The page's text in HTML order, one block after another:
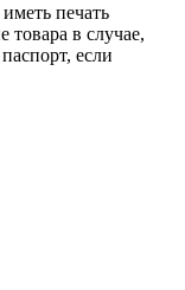
печать
товара в случае,
если